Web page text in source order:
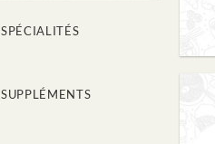
SPÉCIALITÉS
SUPPLÉMENTS